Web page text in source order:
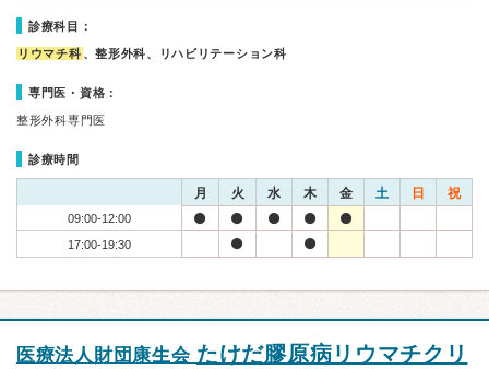
診療科目：
リウマチ科 、整形外科、リハビリテーション科
専門医・資格：
整形外科専門医
診療時間
月 火 水 木 金 土 日 祝
09:00-12:00
17:00-19:30
医療法人財団康生会 たけだ膠原病リウマチクリ